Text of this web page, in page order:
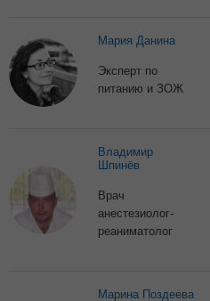
Мария Данина
Эксперт по
питанию и ЗОЖ
Владимир
Шпинёв
Врач
анестезиолог-
реаниматолог
Марина Поздеева